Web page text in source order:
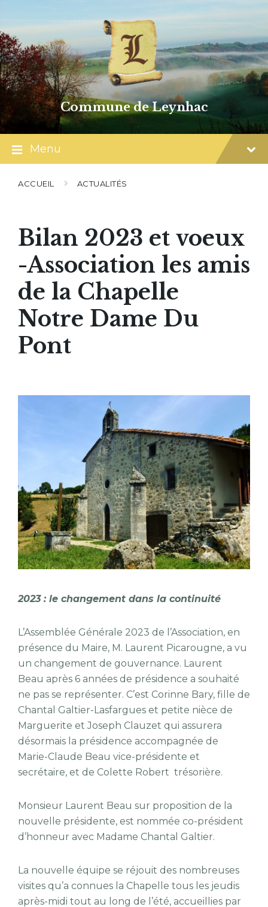
content
main
navigation
footer
Commune de Leynhac
Menu
ACCUEIL ACTUALITÉS
Bilan 2023 et voeux
-Association les amis
de la Chapelle
Notre Dame Du
Pont
2023 : le changement dans la continuité
L’Assemblée Générale 2023 de l’Association, en
présence du Maire, M. Laurent Picarougne, a vu
un changement de gouvernance. Laurent
Beau après 6 années de présidence a souhaité
ne pas se représenter. C’est Corinne Bary, fille de
Chantal Galtier-Lasfargues et petite nièce de
Marguerite et Joseph Clauzet qui assurera
désormais la présidence accompagnée de
Marie-Claude Beau vice-présidente et
secrétaire, et de Colette Robert trésorière.
Monsieur Laurent Beau sur proposition de la
nouvelle présidente, est nommée co-président
d’honneur avec Madame Chantal Galtier.
La nouvelle équipe se réjouit des nombreuses
visites qu’a connues la Chapelle tous les jeudis
après-midi tout au long de l’été, accueillies par